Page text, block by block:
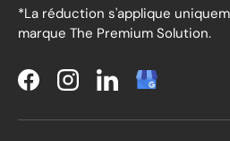
*La réduction s'applique
marque The Premium Solution.
FacebookInstagramLinkedIn